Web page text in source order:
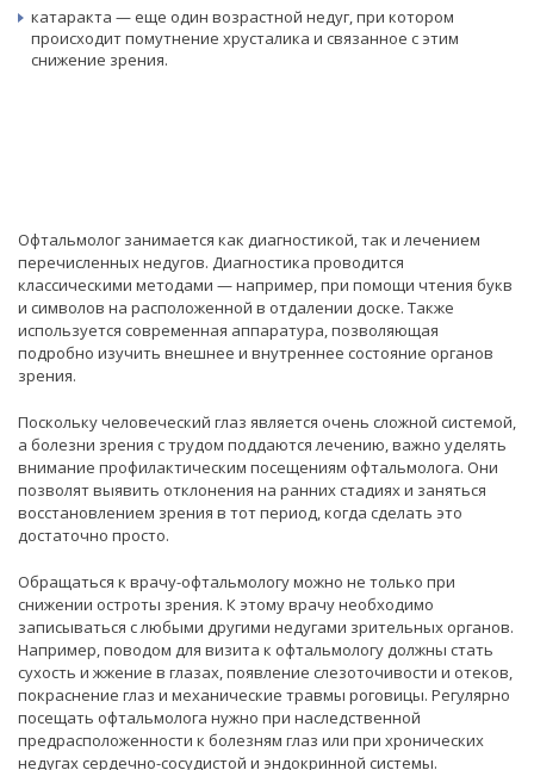
катаракта — еще один возрастной недуг, при котором
происходит помутнение хрусталика и связанное с этим
снижение зрения.
Офтальмолог занимается как диагностикой, так и лечением
перечисленных недугов. Диагностика проводится
классическими методами — например, при помощи чтения букв
и символов на расположенной в отдалении доске. Также
используется современная аппаратура, позволяющая
подробно изучить внешнее и внутреннее состояние органов
зрения.
Поскольку человеческий глаз является очень сложной системой,
а болезни зрения с трудом поддаются лечению, важно уделять
внимание профилактическим посещениям офтальмолога. Они
позволят выявить отклонения на ранних стадиях и заняться
восстановлением зрения в тот период, когда сделать это
достаточно просто.
Обращаться к врачу-офтальмологу можно не только при
снижении остроты зрения. К этому врачу необходимо
записываться с любыми другими недугами зрительных органов.
Например, поводом для визита к офтальмологу должны стать
сухость и жжение в глазах, появление слезоточивости и отеков,
покраснение глаз и механические травмы роговицы. Регулярно
посещать офтальмолога нужно при наследственной
предрасположенности к болезням глаз или при хронических
недугах сердечно-сосудистой и эндокринной системы.